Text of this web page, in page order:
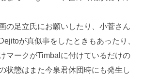
の足立氏にお願いしたり、小菅さん
が真似事をしたときもあったり、
マークがTimbalに付けているだけの
状態はまた今泉君休団時にも発生し